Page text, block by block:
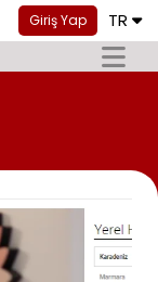
Giriş Yap TR